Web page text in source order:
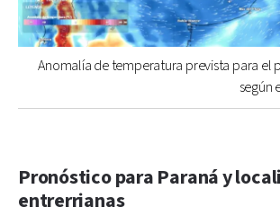
Anomalía de temperatura prevista para el
según
Pronóstico para Paraná y
entrerrianas